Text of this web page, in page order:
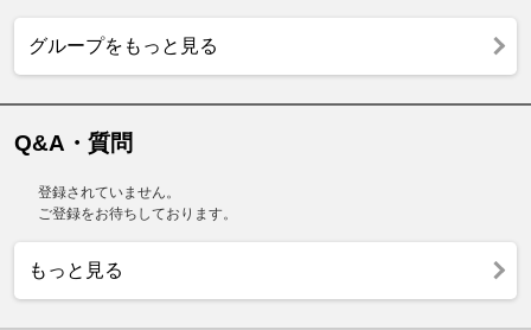
グループをもっと見る
Q&A・質問
登録されていません。
ご登録をお待ちしております。
もっと見る